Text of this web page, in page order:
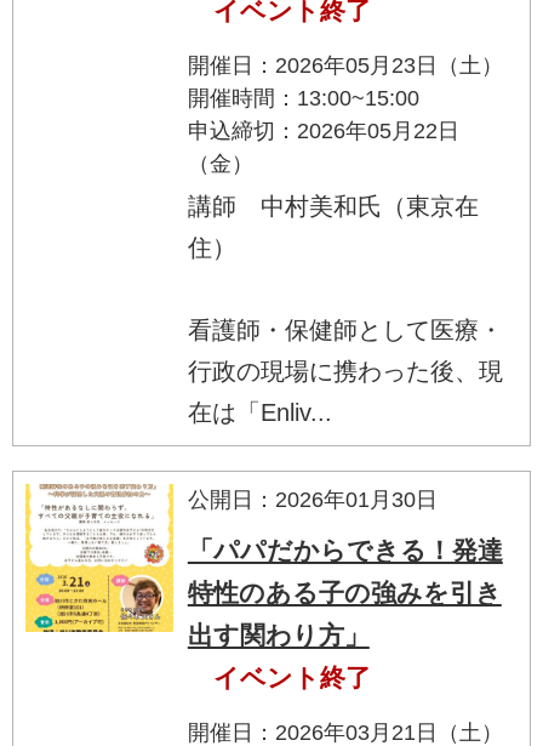
イベント終了
開催日：2026年05月23日（土）
開催時間：13:00~15:00
申込締切：2026年05月22日
（金）
講師 中村美和氏（東京在
住）
看護師・保健師として医療・
行政の現場に携わった後、現
在は「Enliv...
公開日：2026年01月30日
「パパだからできる！発達
特性のある子の強みを引き
出す関わり方」
イベント終了
開催日：2026年03月21日（土）